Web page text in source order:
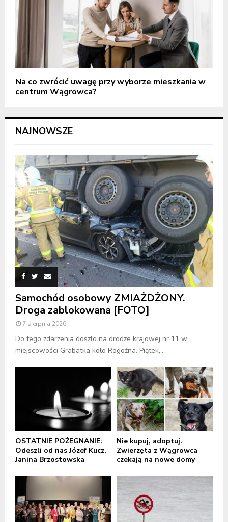
Na co zwrócić uwagę przy wyborze mieszkania w
centrum Wągrowca?
NAJNOWSZE
Samochód osobowy ZMIAŻDŻONY.
Droga zablokowana [FOTO]
7 sierpnia 2026
Do tego zdarzenia doszło na drodze krajowej nr 11 w
miejscowości Grabatka koło Rogoźna. Piątek,...
OSTATNIE POŻEGNANIE:
Odeszli od nas Józef Kucz,
Janina Brzostowska
Nie kupuj, adoptuj.
Zwierzęta z Wągrowca
czekają na nowe domy